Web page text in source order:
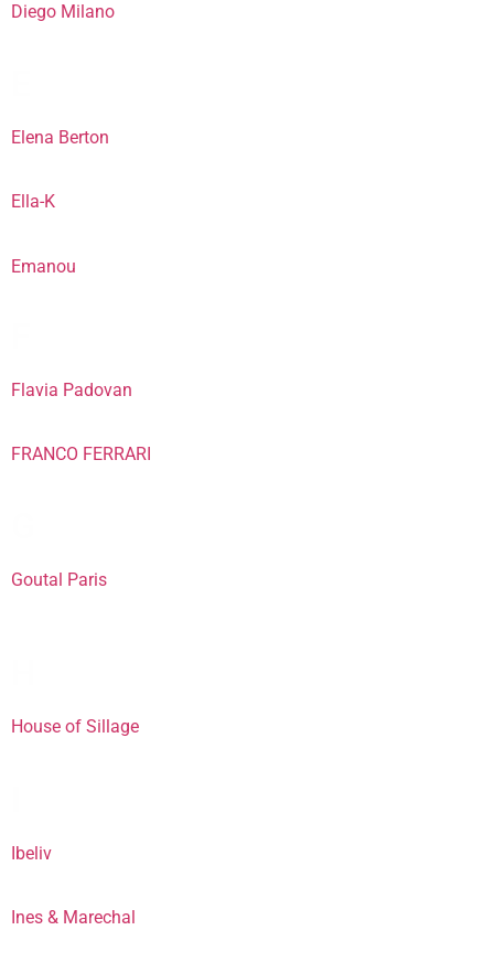
Diego Milano
Elena Berton
Ella-K
Emanou
Flavia Padovan
FRANCO FERRARI
Goutal Paris
House of Sillage
Ibeliv
Ines & Marechal